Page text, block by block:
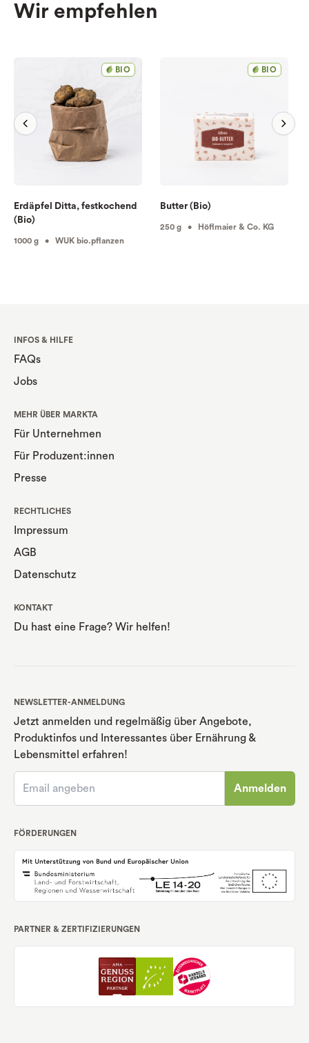
Wir empfehlen
BIO
Erdäpfel Ditta, festkochend
(Bio)
1000 g • WUK bio.pflanzen
BIO
Butter (Bio)
250 g • Höflmaier & Co. KG
INFOS & HILFE
FAQs
Jobs
MEHR ÜBER MARKTA
Für Unternehmen
Für Produzent:innen
Presse
RECHTLICHES
Impressum
AGB
Datenschutz
KONTAKT
Du hast eine Frage? Wir helfen!
NEWSLETTER-ANMELDUNG
Jetzt anmelden und regelmäßig über Angebote,
Produktinfos und Interessantes über Ernährung &
Lebensmittel erfahren!
Anmelden
FÖRDERUNGEN
PARTNER & ZERTIFIZIERUNGEN